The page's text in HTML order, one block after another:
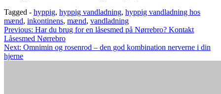
Tagged - hyppig, hyppig vandladning, hyppig vandladning hos
mænd, inkontinens, mænd, vandladning
Indlægsnavigation
Previous: Har du brug for en låsesmed på Nørrebro? Kontakt
Låsesmed Nørrebro
Next: Omnimin og rosenrod – den god kombination nerverne i din
hjerne